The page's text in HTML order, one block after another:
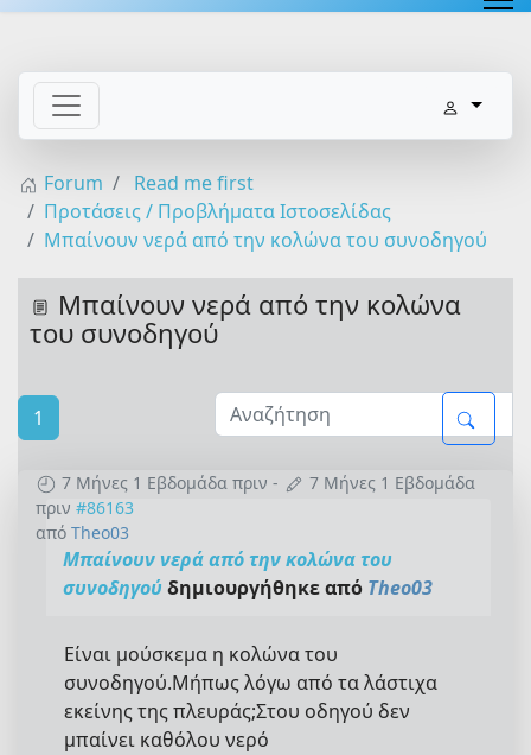
Forum
Read me first
Προτάσεις / Προβλήματα Ιστοσελίδας
Μπαίνουν νερά από την κολώνα του συνοδηγού
Μπαίνουν νερά από την κολώνα
του συνοδηγού
1
7 Μήνες 1 Εβδομάδα πριν -
7 Μήνες 1 Εβδομάδα
πριν #86163
από Theo03
Μπαίνουν νερά από την κολώνα του
συνοδηγού δημιουργήθηκε από Theo03
Είναι μούσκεμα η κολώνα του
συνοδηγού.Μήπως λόγω από τα λάστιχα
εκείνης της πλευράς;Στου οδηγού δεν
μπαίνει καθόλου νερό